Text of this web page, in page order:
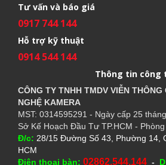
Tư vấn và báo giá
0917 744 144
Hỗ trợ kỹ thuật
0914 544 144
Thông tin công
CÔNG TY TNHH TMDV VIỄN THÔNG
NGHỆ KAMERA
MST: 0314595291 - Ngày cấp 25
Sở Kế Hoạch Đầu Tư TP.HCM -
Đ/c: 28/15 Đường Số 43, Phường 14,
HCM
Điện thoại bàn: 02862.544.144 -